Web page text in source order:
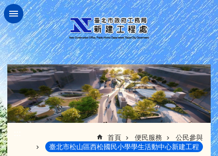
跳到主要內容區塊
首頁 便民服務
公民參與
臺北市松山區西松國民小學學生活動中心新建工程